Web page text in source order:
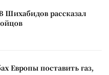
Шихабидов рассказал
Европы поставить газ,